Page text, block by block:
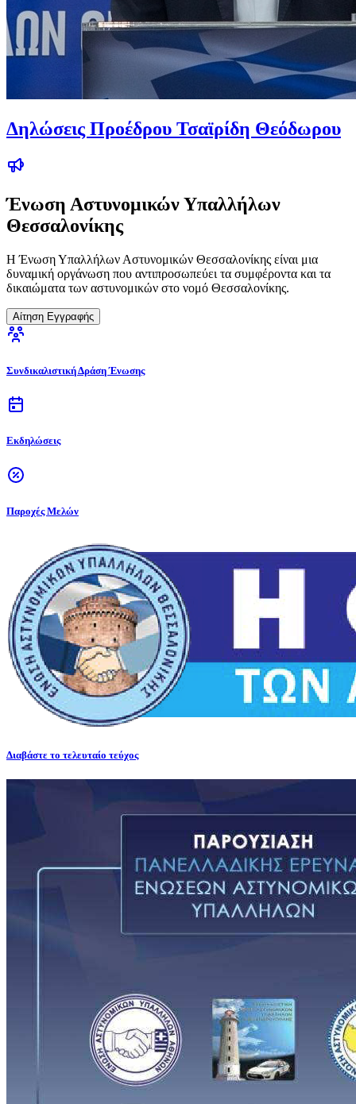
Δηλώσεις Προέδρου Τσαϊρίδη Θεόδωρου
Ένωση Αστυνομικών Υπαλλήλων
Θεσσαλονίκης
Η Ένωση Υπαλλήλων Αστυνομικών Θεσσαλονίκης είναι μια
δυναμική οργάνωση που αντιπροσωπεύει τα συμφέροντα και τα
δικαιώματα των αστυνομικών στο νομό Θεσσαλονίκης.
Αίτηση Εγγραφής
Συνδικαλιστική Δράση Ένωσης
Εκδηλώσεις
Παροχές Μελών
Διαβάστε το τελευταίο τεύχος